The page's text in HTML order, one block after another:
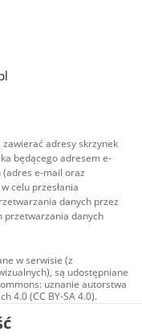
adresy skrzynek
będącego adresem e-
e-mail oraz
celu przesłania
danych przez
przetwarzania danych
w serwisie (z
są udostępniane
uznanie autorstwa
4.0 (CC BY-SA 4.0).
tym zdjęcia, materiały
na licencji typu
autorstwa użycie